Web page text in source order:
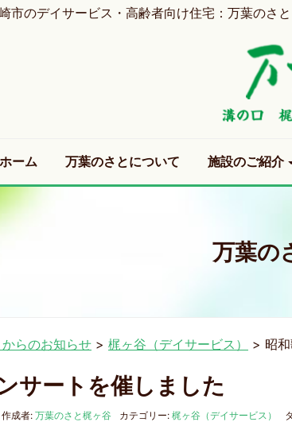
市のデイサービス・高齢者向け住宅：万葉のさと
ーム (current)
万葉のさとについて 施設のご紹介
万葉の
らのお知らせ > 梶ヶ谷（デイサービス） > 昭
サートを催しました
作成者: 万葉のさと梶ヶ谷 カテゴリー: 梶ヶ谷（デイサービス）